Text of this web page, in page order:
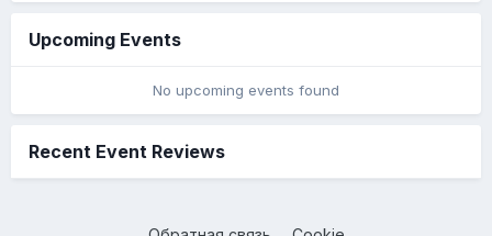
Upcoming Events
No upcoming events found
Recent Event Reviews